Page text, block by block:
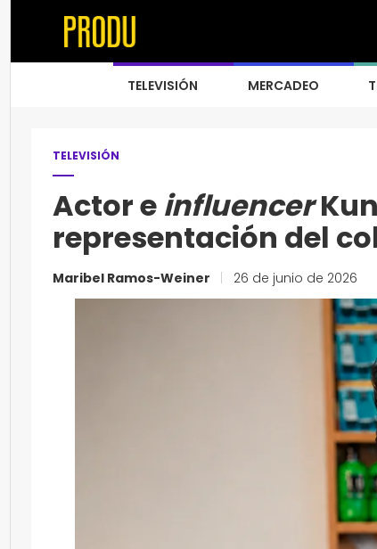
TELEVISIÓN MERCADEO
TELEVISIÓN
Actor e influencer
representación del
Maribel Ramos-Weiner 26 de junio de 2026